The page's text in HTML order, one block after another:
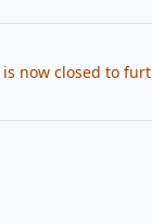
now closed to